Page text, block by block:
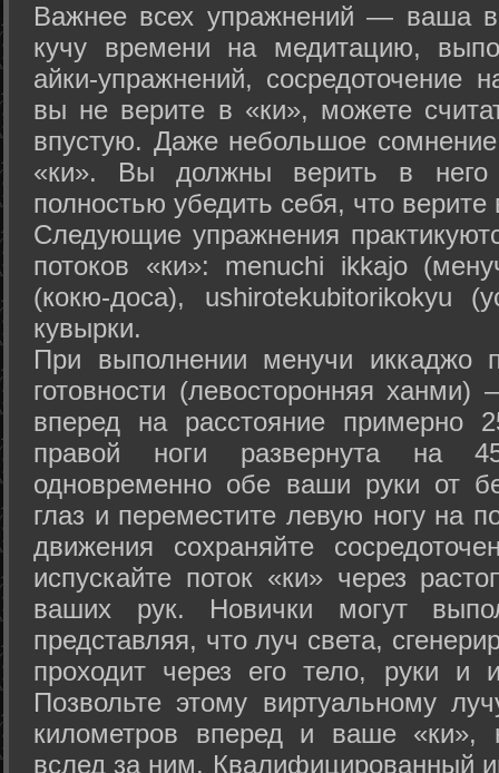
Важнее всех упражнений — ваша
кучу времени на медитацию,
айки-упражнений, сосредоточение
вы не верите в «ки», можете
впустую. Даже небольшое сомнение
«ки». Вы должны верить в
полностью убедить себя, что верите
Следующие упражнения
потоков «ки»: menuchi ikkajo
(кокю-доса), ushiro­tekubitori­kokyu
кувырки.
При выполнении менучи иккаджо
готовности (левосторонняя
вперед на расстояние примерно
правой ноги развернута на
одновременно обе ваши руки от
глаз и переместите левую ногу на
движения сохраняйте
испускайте поток «ки» через
ваших рук. Новички могут
представляя, что луч света,
проходит через его тело, руки и
Позвольте этому виртуальному
километров вперед и ваше «ки»,
вслед за ним. Квалифицированный